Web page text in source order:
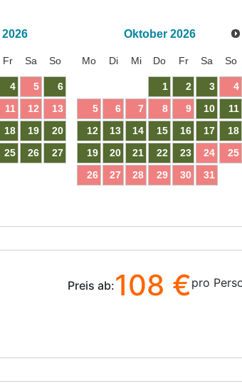
2026
Fr Sa So
4 5
6
11 12
13
18 19
20
25 26
27
Oktober 2026
Mo Di Mi Do Fr Sa So
1 2 3
4
5
6 7 8 9 10
11
12
13 14 15 16 17
18
19
20 21 22 23 24
25
26
27 28 29 30 31
Preis ab:108 €pro